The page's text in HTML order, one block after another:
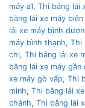
máy a1, Thi bằng lái
bằng lái xe máy
lái xe máy bình
máy bình thạnh, Thi
chi, Thi bằng lái xe
bằng lái xe máy gần
xe máy gò vấp, Thi
minh, Thi bằng lái
chánh, Thi bằng lái